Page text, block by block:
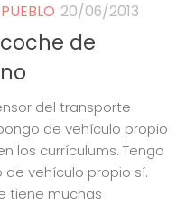
20/06/2013
de
del transporte
de vehículo propio
los currículums. Tengo
de vehículo propio sí.
tiene muchas